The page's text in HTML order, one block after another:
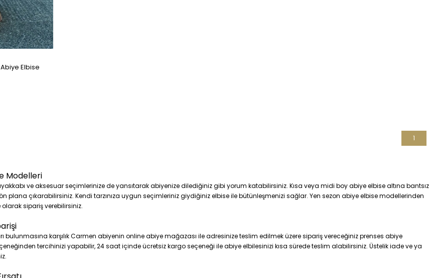
Elbise
1
Modelleri
ve aksesuar seçimlerinize de yansıtarak abiyenize dilediğiniz gibi yorum katabilirsiniz. Kısa veya midi boy abiye elbise altına bantsız
plana çıkarabilirsiniz. Kendi tarzınıza uygun seçimleriniz giydiğiniz elbise ile bütünleşmenizi sağlar. Yen sezon abiye elbise modellerinden
olarak sipariş verebilirsiniz.
bulunmasına karşılık Carmen abiyenin online abiye mağazası ile adresinize teslim edilmek üzere sipariş vereceğiniz prenses abiye
tercihinizi yapabilir, 24 saat içinde ücretsiz kargo seçeneği ile abiye elbilesinizi kısa sürede teslim alabilirsiniz. Üstelik iade ve ya